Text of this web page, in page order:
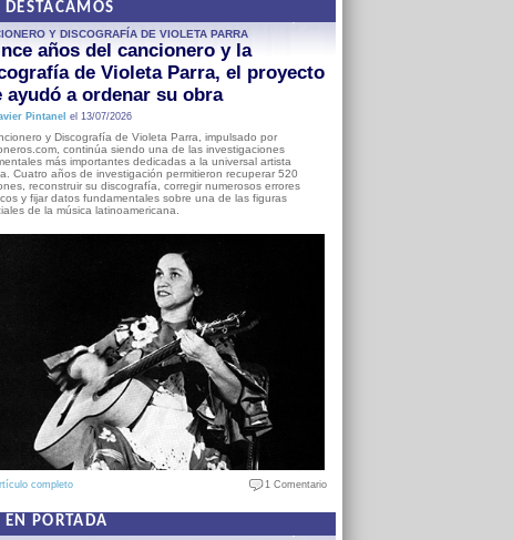
DESTACAMOS
Y DISCOGRAFÍA DE VIOLETA PARRA
años del cancionero y la
de Violeta Parra, el proyecto
ayudó a ordenar su obra
Pintanel el 13/07/2026
y Discografía de Violeta Parra, impulsado por
continúa siendo una de las investigaciones
más importantes dedicadas a la universal artista
Cuatro años de investigación permitieron recuperar 520
reconstruir su discografía, corregir numerosos errores
y fijar datos fundamentales sobre una de las figuras
de la música latinoamericana.
completo 1 Comentario
EN PORTADA